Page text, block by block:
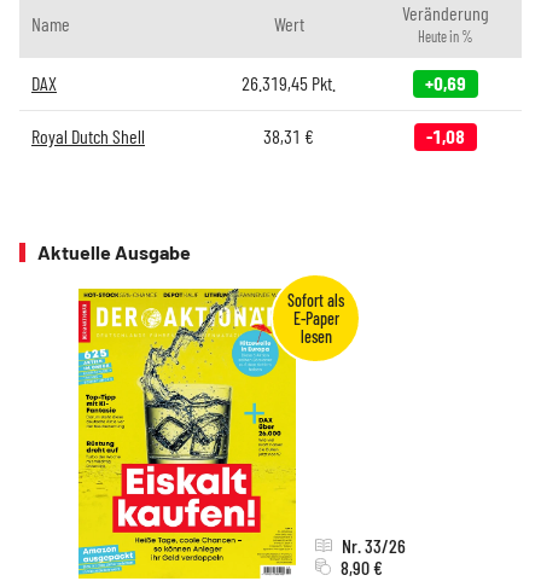
Name Wert Veränderung
Heute in %
DAX 26.319,45 Pkt. +0,69
Royal Dutch Shell 38,31 € -1,08
Aktuelle Ausgabe
Nr. 33/26
8,90 €